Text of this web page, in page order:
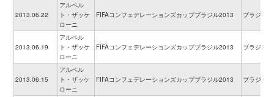
2013.06.22
アルベル
ト・ザッケ
ローニ
FIFAコンフェデレーションズカップブラジル2013 ブラジル
2013.06.19
アルベル
ト・ザッケ
ローニ
FIFAコンフェデレーションズカップブラジル2013 ブラジル
2013.06.15
アルベル
ト・ザッケ
ローニ
FIFAコンフェデレーションズカップブラジル2013 ブラジル